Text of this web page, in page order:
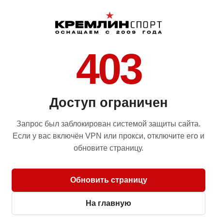
403
Доступ ограничен
Запрос был заблокирован системой защиты сайта.
Если у вас включён VPN или прокси, отключите его и
обновите страницу.
Обновить страницу
На главную